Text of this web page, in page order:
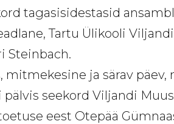
tagasisidestasid
Tartu Ülikooli
Steinbach.
mitmekesine ja särav
seekord Viljandi
eest Otepää